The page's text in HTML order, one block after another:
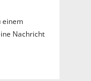
einem
Nachricht